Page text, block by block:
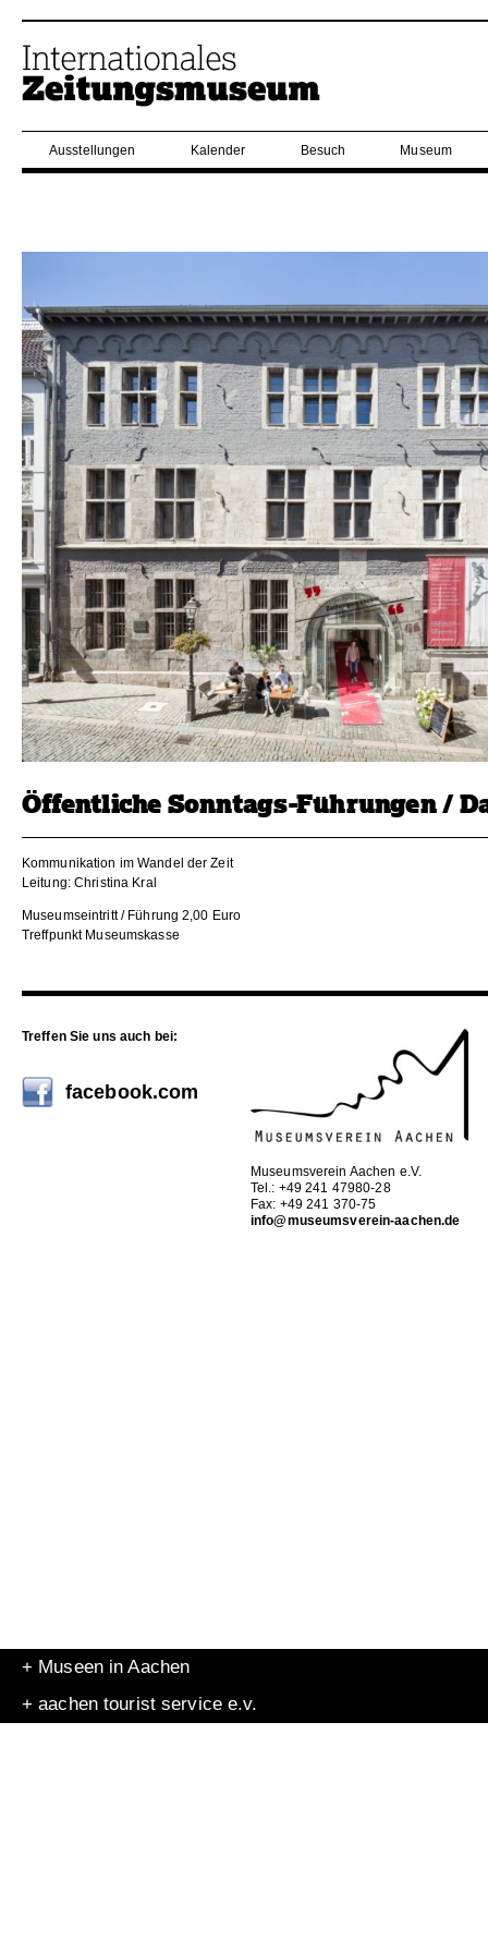
Ausstellungen Kalender Besuch Museum
Öffentliche Sonntags-Führungen /
Kommunikation im Wandel der Zeit
Leitung: Christina Kral
Museumseintritt / Führung 2,00 Euro
Treffpunkt Museumskasse
Treffen Sie uns auch bei:
facebook.com
Museumsverein Aachen e.V.
Tel.: +49 241 47980-28
Fax: +49 241 370-75
info@museumsverein-aachen.de
+ Museen in Aachen
+ aachen tourist service e.v.